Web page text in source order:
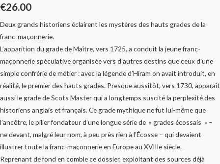
€26.00
Deux grands historiens éclairent les mystères des hauts grades de la
franc-maçonnerie.
L’apparition du grade de Maître, vers 1725, a conduit la jeune franc-
maçonnerie spéculative organisée vers d’autres destins que ceux d’une
simple confrérie de métier : avec la légende d’Hiram on avait introduit, en
réalité, le premier des hauts grades. Presque aussitôt, vers 1730, apparaît
aussi le grade de Scots Master qui a longtemps suscité la perplexité des
historiens anglais et français. Ce grade mythique ne fut lui-même que
l’ancêtre, le pilier fondateur d’une longue série de » grades écossais » –
ne devant, malgré leur nom, à peu près rien à l’Écosse – qui devaient
illustrer toute la franc-maçonnerie en Europe au XVIIIe siècle.
Reprenant de fond en comble ce dossier, exploitant des sources déjà